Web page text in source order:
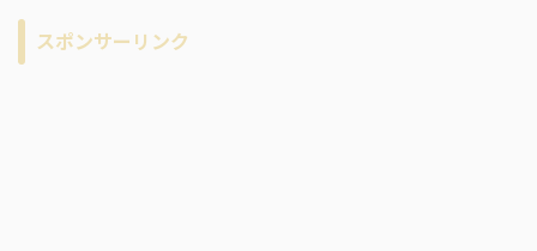
ブ
スポンサーリンク